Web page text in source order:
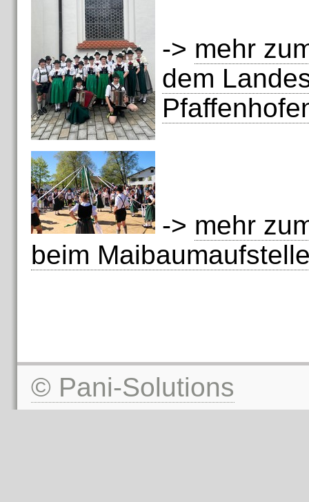
-> mehr
dem
-> mehr
beim
© Pani-Solutions